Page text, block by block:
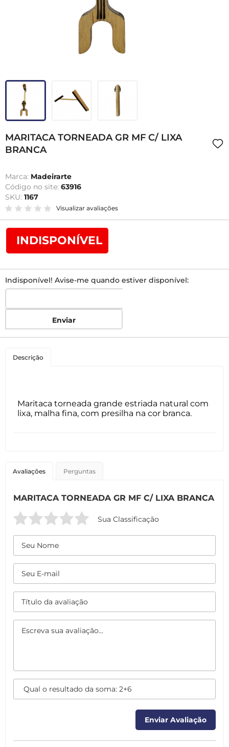
MARITACA TORNEADA GR MF C/ LIXA
BRANCA
Marca: Madeirarte
Código no site: 63916
SKU: 1167
Visualizar avaliações
INDISPONÍVEL
Indisponível! Avise-me quando estiver disponível:
Enviar
Descrição
Maritaca torneada grande estriada natural com
lixa, malha fina, com presilha na cor branca.
Avaliações Perguntas
MARITACA TORNEADA GR MF C/ LIXA BRANCA
Sua Classificação